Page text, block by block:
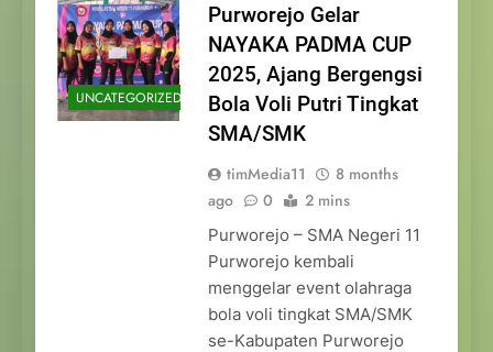
UNCATEGORIZED
Purworejo Gelar
NAYAKA PADMA CUP
2025, Ajang Bergengsi
Bola Voli Putri Tingkat
SMA/SMK
timMedia11
8 months
ago
0 2 mins
Purworejo – SMA Negeri 11
Purworejo kembali
menggelar event olahraga
bola voli tingkat SMA/SMK
se-Kabupaten Purworejo